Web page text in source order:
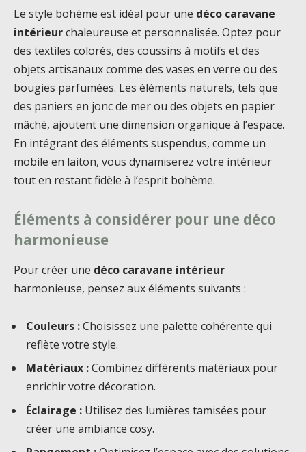
Le style bohème est idéal pour une déco caravane
intérieurchaleureuse et personnalisée. Optez pour
des textiles colorés, des coussins à motifs et des
objets artisanaux comme des vases en verre ou des
bougies parfumées. Les éléments naturels, tels que
des paniers en jonc de mer ou des objets en papier
mâché, ajoutent une dimension organique à l’espace.
En intégrant des éléments suspendus, comme un
mobile en laiton, vous dynamiserez votre intérieur
tout en restant fidèle à l’esprit bohème.
Éléments à considérer pour une déco
harmonieuse
Pour créer une déco caravane intérieur
harmonieuse, pensez aux éléments suivants :
Couleurs :Choisissez une palette cohérente qui
reflète votre style.
Matériaux :Combinez différents matériaux pour
enrichir votre décoration.
Éclairage : Utilisez des lumières tamisées pour
créer une ambiance cosy.